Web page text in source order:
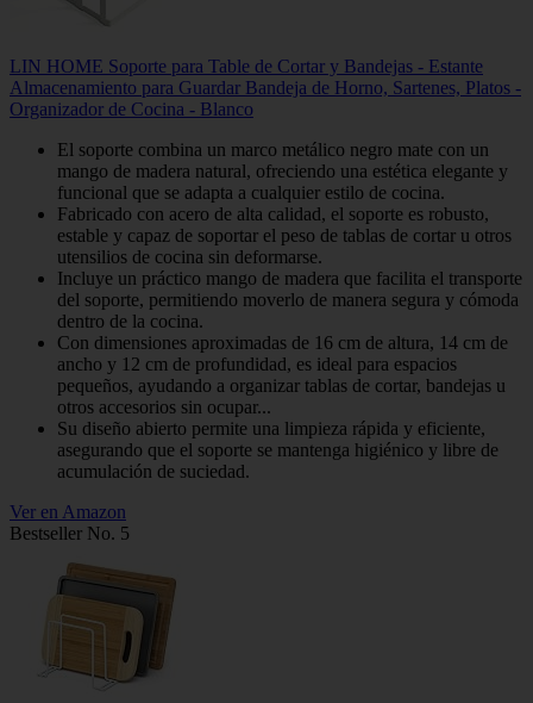
LIN HOME Soporte para Table de Cortar y Bandejas - Estante
Almacenamiento para Guardar Bandeja de Horno, Sartenes, Platos -
Organizador de Cocina - Blanco
El soporte combina un marco metálico negro mate con un
mango de madera natural, ofreciendo una estética elegante y
funcional que se adapta a cualquier estilo de cocina.
Fabricado con acero de alta calidad, el soporte es robusto,
estable y capaz de soportar el peso de tablas de cortar u otros
utensilios de cocina sin deformarse.
Incluye un práctico mango de madera que facilita el transporte
del soporte, permitiendo moverlo de manera segura y cómoda
dentro de la cocina.
Con dimensiones aproximadas de 16 cm de altura, 14 cm de
ancho y 12 cm de profundidad, es ideal para espacios
pequeños, ayudando a organizar tablas de cortar, bandejas u
otros accesorios sin ocupar...
Su diseño abierto permite una limpieza rápida y eficiente,
asegurando que el soporte se mantenga higiénico y libre de
acumulación de suciedad.
Ver en Amazon
Bestseller No. 5